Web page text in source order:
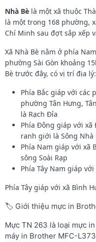
Nhà Bè là một xã thuộc
là một trong 168 phường,
Chí Minh sau đợt sắp xếp
Xã Nhà Bè nằm ở phía
phường Sài Gòn khoảng
Bè trước đây, có vị trí địa lý:
Phía Bắc giáp với các
phường Tân Hưng,
là Rạch Đỉa
Phía Đông giáp với
ranh giới là Sông Nhà
Phía Nam giáp với xã
sông Soài Rạp
Phía Tây Nam giáp
Phía Tây giáp với xã Bình
🏷️ Giới thiệu mực in
Mực TN 263 là loại mực
máy in Brother MFC-